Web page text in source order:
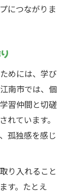
につながりま
めには、学び
南市では、個
習仲間と切磋
ています。
孤独感を感じ
り入れること
す。たとえ